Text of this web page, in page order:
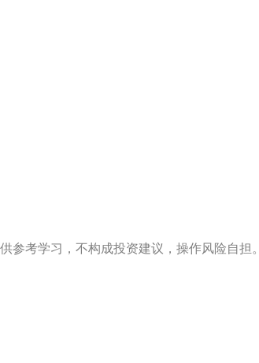
参考学习，不构成投资建议，操作风险自担。